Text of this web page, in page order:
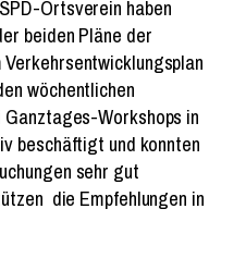
Ortsverein haben
beiden Pläne der
wöchentlichen
Workshops in
beschäftigt und konnten
sehr gut
die Empfehlungen in